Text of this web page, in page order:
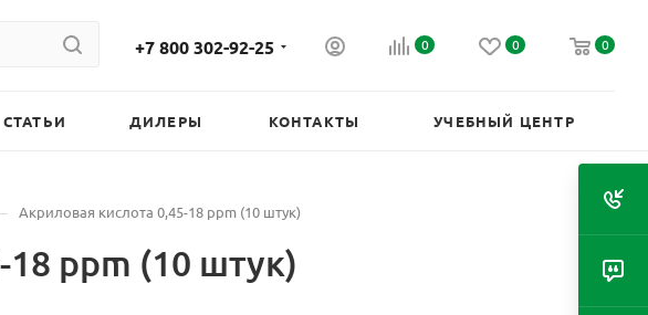
+7 800 302-92-25 0 0 0
СТАТЬИ ДИЛЕРЫ КОНТАКТЫ УЧЕБНЫЙ ЦЕНТР
Акриловая кислота 0,45-18 ppm (10 штук)
ppm (10 штук)